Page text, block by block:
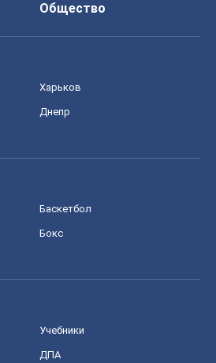
Общество
Харьков
Днепр
Баскетбол
Бокс
Учебники
ДПА